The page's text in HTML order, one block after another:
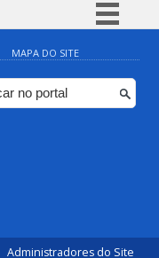
Simplifique!
Comunica BR
Participe
MAPA DO SITE
Administradores do Site